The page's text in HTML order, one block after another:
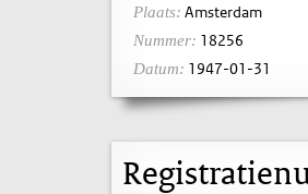
Plaats: Amsterdam
Nummer: 18256
Datum: 1947-01-31